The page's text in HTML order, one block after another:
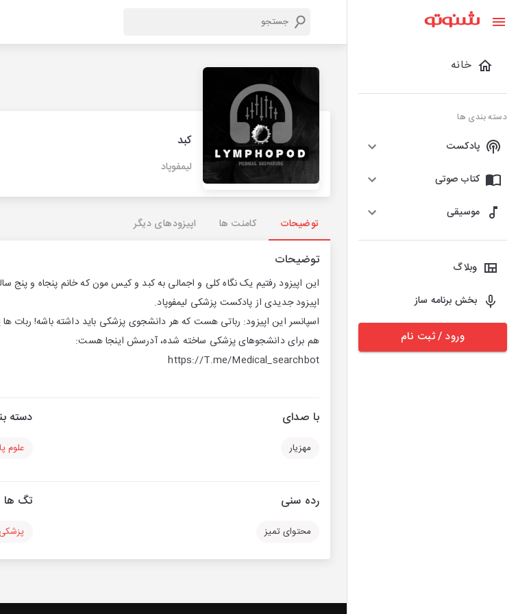
خانه
دسته بندی ها
پادکست
کتاب صوتی
موسیقی
وبلاگ
بخش برنامه ساز
ورود / ثبت نام
کبد
لیمفوپاد
توضیحات کامنت ها اپیزودهای دیگر
توضیحات
این اپیزود رفتیم یک نگاه کلی و اجمالی به کبد و کیس مون که خانم پنجاه و
اپیزود جدیدی از پادکست پزشکی لیمفوپاد.
اسپانسر این اپیزود: رباتی هست که هر دانشجوی پزشکی باید داشته باشه!
هم برای دانشجوهای پزشکی ساخته شده، آدرسش اینجا هست:
https://T.me/Medical_searchbot
با صدای
مهزیار
دسته
علوم
رده سنی
محتوای تمیز
تگ ها
پزشکی